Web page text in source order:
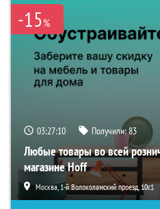
-15%
03:27:09 Получили:83
Любые товары во всей
магазине Hoff
Москва, 1-й Волоколамский проезд, 10с1